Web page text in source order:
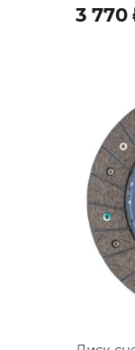
3 770